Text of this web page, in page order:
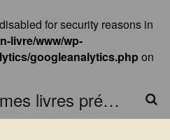
for security reasons in
livre/www/wp-
googleanalytics.php on
Citations de mes livres préférés